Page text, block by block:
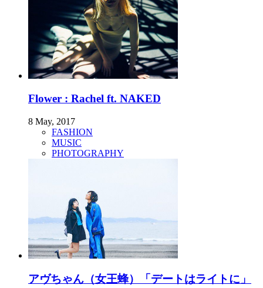
Flower : Rachel ft. NAKED
8 May, 2017
FASHION
MUSIC
PHOTOGRAPHY
アヴちゃん（女王蜂）「デートはライトに」